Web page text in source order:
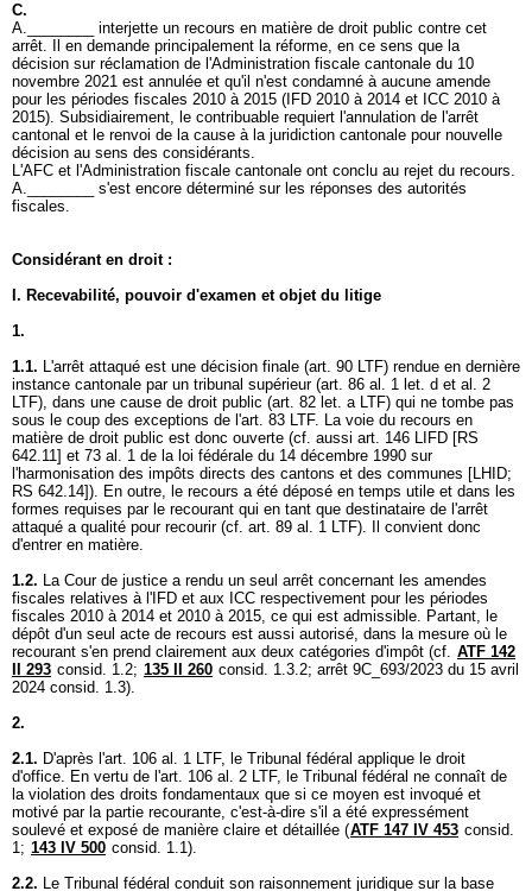
C.
A.________ interjette un recours en matière de droit public contre cet
arrêt. Il en demande principalement la réforme, en ce sens que la
décision sur réclamation de l'Administration fiscale cantonale du 10
novembre 2021 est annulée et qu'il n'est condamné à aucune amende
pour les périodes fiscales 2010 à 2015 (IFD 2010 à 2014 et ICC 2010 à
2015). Subsidiairement, le contribuable requiert l'annulation de l'arrêt
cantonal et le renvoi de la cause à la juridiction cantonale pour nouvelle
décision au sens des considérants.
L'AFC et l'Administration fiscale cantonale ont conclu au rejet du recours.
A.________ s'est encore déterminé sur les réponses des autorités
fiscales.
Considérant en droit :
I. Recevabilité, pouvoir d'examen et objet du litige
1.
1.1. L'arrêt attaqué est une décision finale (art. 90 LTF) rendue en dernière
instance cantonale par un tribunal supérieur (art. 86 al. 1 let. d et al. 2
LTF), dans une cause de droit public (art. 82 let. a LTF) qui ne tombe pas
sous le coup des exceptions de l'art. 83 LTF. La voie du recours en
matière de droit public est donc ouverte (cf. aussi art. 146 LIFD [RS
642.11] et 73 al. 1 de la loi fédérale du 14 décembre 1990 sur
l'harmonisation des impôts directs des cantons et des communes [LHID;
RS 642.14]). En outre, le recours a été déposé en temps utile et dans les
formes requises par le recourant qui en tant que destinataire de l'arrêt
attaqué a qualité pour recourir (cf. art. 89 al. 1 LTF). Il convient donc
d'entrer en matière.
1.2. La Cour de justice a rendu un seul arrêt concernant les amendes
fiscales relatives à l'IFD et aux ICC respectivement pour les périodes
fiscales 2010 à 2014 et 2010 à 2015, ce qui est admissible. Partant, le
dépôt d'un seul acte de recours est aussi autorisé, dans la mesure où le
recourant s'en prend clairement aux deux catégories d'impôt (cf. ATF 142
II 293 consid. 1.2; 135 II 260 consid. 1.3.2; arrêt 9C_693/2023 du 15 avril
2024 consid. 1.3).
2.
2.1. D'après l'art. 106 al. 1 LTF, le Tribunal fédéral applique le droit
d'office. En vertu de l'art. 106 al. 2 LTF, le Tribunal fédéral ne connaît de
la violation des droits fondamentaux que si ce moyen est invoqué et
motivé par la partie recourante, c'est-à-dire s'il a été expressément
soulevé et exposé de manière claire et détaillée (ATF 147 IV 453 consid.
1; 143 IV 500 consid. 1.1).
2.2. Le Tribunal fédéral conduit son raisonnement juridique sur la base